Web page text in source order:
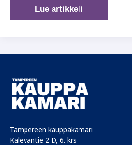
Rakenna
työnantajamielikuva,
Lue artikkeli
Tampereen kauppakamari
Kalevantie 2 D, 6. krs